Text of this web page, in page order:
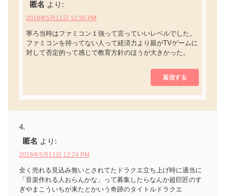
匿名 より:
2018年5月11日 12:30 PM
寧ろ当時はファミコン１強って言っていいレベルでした。
ファミコンを持ってない人って経済力より親がTVゲームに
対して否定的って感じで教育方針のほうが大きかった。
返信する
匿名 より:
2018年5月11日 12:24 PM
全く売れる見込み無いとされてたドラクエ立ち上げ時に適当に
「音楽作れる人おらんかな」って募集したらなんか超巨匠のす
ぎやまこういちが来たとかいう奇跡のタイトルドラクエ